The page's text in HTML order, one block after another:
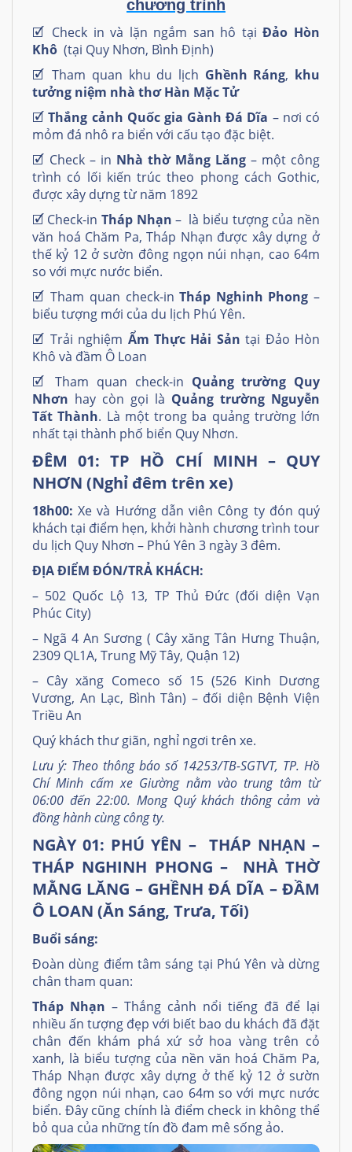
chương trình
🗹 Check in và lặn ngắm san hô tạiĐảo Hòn
Khô (tại Quy Nhơn, Bình Định)
🗹 Tham quan khu du lịch Ghềnh Ráng, khu
tưởng niệm nhà thơ Hàn Mặc Tử
🗹 Thắng cảnh Quốc gia Gành Đá Dĩa – nơi có
mỏm đá nhô ra biển với cấu tạo đặc biệt.
🗹 Check – in Nhà thờ Mằng Lăng – một công
trình có lối kiến trúc theo phong cách Gothic,
được xây dựng từ năm 1892
🗹 Check-in Tháp Nhạn – là biểu tượng của nền
văn hoá Chăm Pa, Tháp Nhạn được xây dựng ở
thế kỷ 12 ở sườn đông ngọn núi nhạn, cao 64m
so với mực nước biển.
🗹 Tham quan check-inTháp Nghinh Phong –
biểu tượng mới của du lịch Phú Yên.
🗹 Trải nghiệm Ẩm Thực Hải Sản tại Đảo Hòn
Khô và đầm Ô Loan
🗹 Tham quan check-in Quảng trường Quy
Nhơn hay còn gọi là Quảng trường Nguyễn
Tất Thành. Là một trong ba quảng trường lớn
nhất tại thành phố biển Quy Nhơn.
ĐÊM 01: TP HỒ CHÍ MINH – QUY
NHƠN (Nghỉ đêm trên xe)
18h00: Xe và Hướng dẫn viên Công ty đón quý
khách tại điểm hẹn, khởi hành chương trình tour
du lịch Quy Nhơn – Phú Yên 3 ngày 3 đêm.
ĐỊA ĐIỂM ĐÓN/TRẢ KHÁCH:
– 502 Quốc Lộ 13, TP Thủ Đức (đối diện Vạn
Phúc City)
– Ngã 4 An Sương ( Cây xăng Tân Hưng Thuận,
2309 QL1A, Trung Mỹ Tây, Quận 12)
– Cây xăng Comeco số 15 (526 Kinh Dương
Vương, An Lạc, Bình Tân) – đối diện Bệnh Viện
Triều An
Quý khách thư giãn, nghỉ ngơi trên xe.
Lưu ý: Theo thông báo số 14253/TB-SGTVT, TP. Hồ
Chí Minh cấm xe Giường nằm vào trung tâm từ
06:00 đến 22:00. Mong Quý khách thông cảm và
đồng hành cùng công ty.
NGÀY 01: PHÚ YÊN – THÁP NHẠN –
THÁP NGHINH PHONG – NHÀ THỜ
MẰNG LĂNG – GHỀNH ĐÁ DĨA – ĐẦM
Ô LOAN (Ăn Sáng, Trưa, Tối)
Buổi sáng:
Đoàn dùng điểm tâm sáng tại Phú Yên và dừng
chân tham quan:
Tháp Nhạn – Thắng cảnh nổi tiếng đã để lại
nhiều ấn tượng đẹp với biết bao du khách đã đặt
chân đến khám phá xứ sở hoa vàng trên cỏ
xanh, là biểu tượng của nền văn hoá Chăm Pa,
Tháp Nhạn được xây dựng ở thế kỷ 12 ở sườn
đông ngọn núi nhạn, cao 64m so với mực nước
biển. Đây cũng chính là điểm check in không thể
bỏ qua của những tín đồ đam mê sống ảo.